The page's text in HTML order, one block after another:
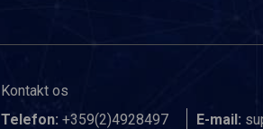
Kontakt os
Telefon: +359(2)4928497 E-mail: